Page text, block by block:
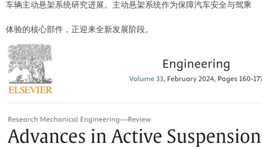
车辆主动悬架系统研究进展。主动悬架系统作为保障汽车安全与驾乘
体验的核心部件，正迎来全新发展阶段。